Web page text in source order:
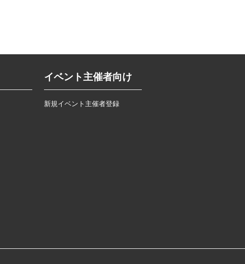
イベント主催者向け
新規イベント主催者登録